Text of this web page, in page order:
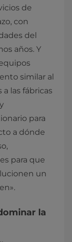
de
con
del
años. Y
similar al
las fábricas
para
a dónde
para que
un
la